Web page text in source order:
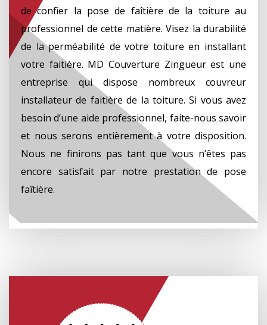
de confier la pose de faîtière de la toiture au
professionnel de cette matière. Visez la durabilité
de la perméabilité de votre toiture en installant
votre faitière. MD Couverture Zingueur est une
entreprise qui dispose nombreux couvreur
installateur de faitière de la toiture. Si vous avez
besoin d’une aide professionnel, faite-nous savoir
et nous serons entièrement à votre disposition.
Nous ne finirons pas tant que vous n’êtes pas
encore satisfait par notre prestation de pose
faîtière.